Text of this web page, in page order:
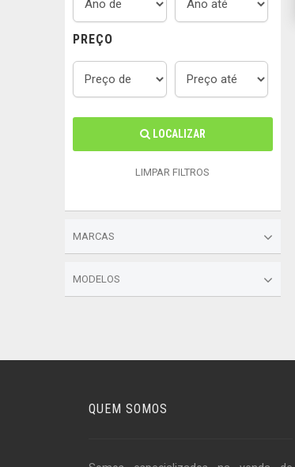
PREÇO
LOCALIZAR
LIMPAR FILTROS
MARCAS
MODELOS
QUEM SOMOS